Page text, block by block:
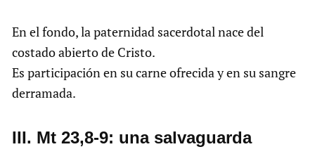
En el fondo, la paternidad sacerdotal nace del
costado abierto de Cristo.
Es participación en su carne ofrecida y en su sangre
derramada.
III. Mt 23,8-9: una salvaguarda